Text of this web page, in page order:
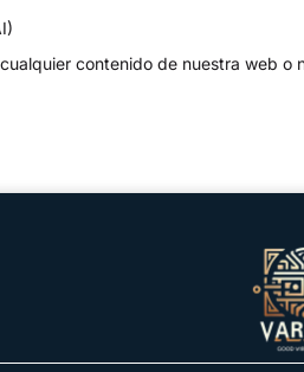
contenido de nuestra web o